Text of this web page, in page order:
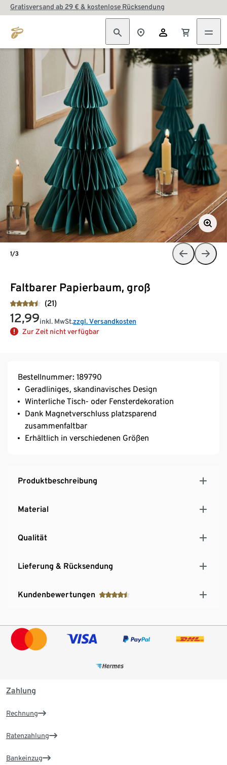
Gratisversand ab 29 € & kostenlose Rücksendung
Faltbarer Papierbaum, groß
(21)
12,99inkl. MwSt.zzgl. Versandkosten
Zur Zeit nicht verfügbar
1/3
Bestellnummer: 189790
Geradliniges, skandinavisches Design
Winterliche Tisch- oder Fensterdekoration
Dank Magnetverschluss platzsparend
zusammenfaltbar
Erhältlich in verschiedenen Größen
Produktbeschreibung
Material
Qualität
Lieferung & Rücksendung
Kundenbewertungen
Zahlung
Rechnung
Ratenzahlung
Bankeinzug